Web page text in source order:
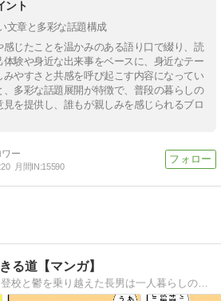
ント
文章と多彩な話題構成
じたことを温かみのある語り口で綴り、読
験や身近な出来事をベースに、身近なテー
やすさと共感を呼び起こす内容になってい
、多彩な話題展開が特徴で、普段の暮らしの
を提供し、誰もが親しみを感じられるブロ
月間IN:15590
る道【マンガ】
広汎性発達障害から不登校と鬱を乗り越えた長男は一人暮らしの社会人二年生。ADHDを抱えた次男は社会人一年生。発達障害３兄弟を育てる母トマコの４〜１６コママンガ。